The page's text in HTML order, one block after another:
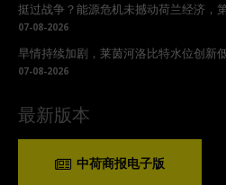
挺过战争？能源危机未撼动荷兰经济，
07-08-2026
旱情持续加剧，莱茵河洛比特水位创新
07-08-2026
最新版本
中荷商报电子版